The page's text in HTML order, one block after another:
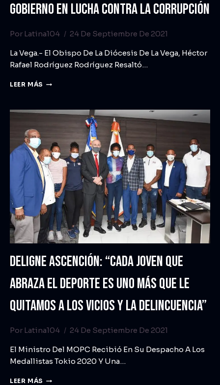
GOBIERNO EN LUCHA CONTRA LA CORRUPCIÓN
Por Latina104 24 De Septiembre De 2021
La Vega.- El Obispo De La Diócesis De La Vega, Héctor
Rafael Rodríguez Rodríguez Resaltó…
LEER MÁS
DELIGNE ASCENCIÓN: “CADA JOVEN QUE
ABRAZA EL DEPORTE ES UNO MÁS QUE LE
QUITAMOS A LOS VICIOS Y LA DELINCUENCIA”
Por Latina104 24 De Septiembre De 2021
El Ministro Del MOPC Recibió En Su Despacho A Los
Medallistas Tokio 2020 Y Una…
LEER MÁS